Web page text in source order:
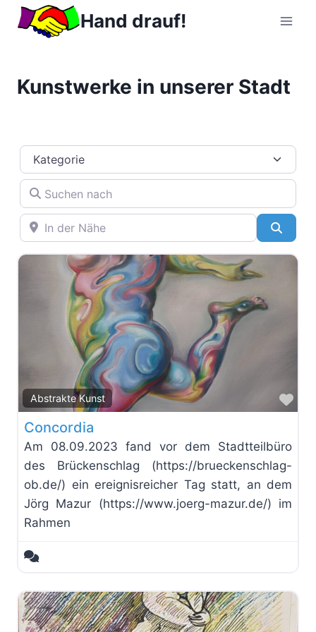
Zum
Inhalt
Hand drauf!
Kunstwerke in unserer Stadt
Kategorie
Suchen nach
In der Nähe
Abstrakte Kunst
Concordia
Am 08.09.2023 fand vor dem Stadtteilbüro
des Brückenschlag (https://brueckenschlag-
ob.de/) ein ereignisreicher Tag statt, an dem
Jörg Mazur (https://www.joerg-mazur.de/) im
Rahmen